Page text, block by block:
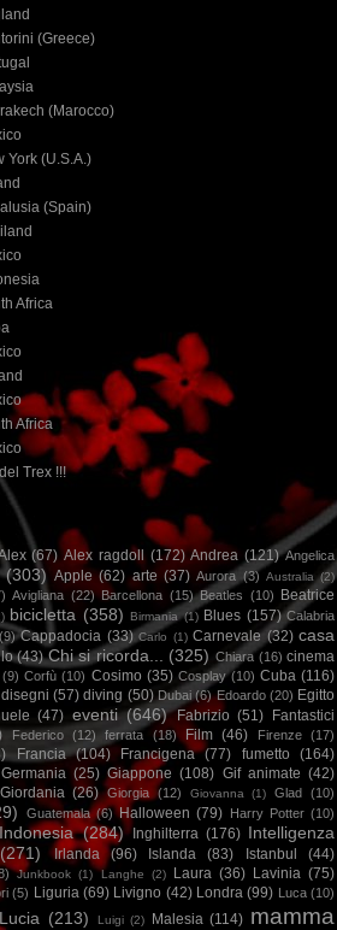
(Greece)
(Marocco)
York (U.S.A.)
(Spain)
Africa
Africa
Trex !!!
(67) Alex ragdoll (172) Andrea (121) Angelica
(303) Apple (62) arte (37) Aurora (3) Australia (2)
Avigliana (22) Barcellona (15) Beatles (10)
Beatrice
bicicletta (358) Birmania (1) Blues (157) Calabria
(9) Cappadocia (33) Carlo (1) Carnevale (32) casa
(43) Chi si ricorda... (325) Chiara (16) cinema
(9) Corfù (10) Cosimo (35) Cosplay (10) Cuba (116)
disegni (57) diving (50) Dubai (6) Edoardo (20) Egitto
(47) eventi (646) Fabrizio (51)
Fantastici
Federico (12) ferrata (18) Film (46) Firenze (17)
Francia (104) Francigena (77) fumetto (164)
Germania (25) Giappone (108) Gif animate (42)
Giordania (26) Giorgia (12) Giovanna (1) Glad (10)
Guatemala (6) Halloween (79) Harry Potter (10)
Indonesia (284) Inghilterra (176) Intelligenza
(271) Irlanda (96) Islanda (83) Istanbul (44)
Junkbook (1) Langhe (2) Laura (36) Lavinia (75)
(5) Liguria (69) Livigno (42) Londra (99) Luca (10)
Lucia (213) Luigi (2) Malesia (114) mamma